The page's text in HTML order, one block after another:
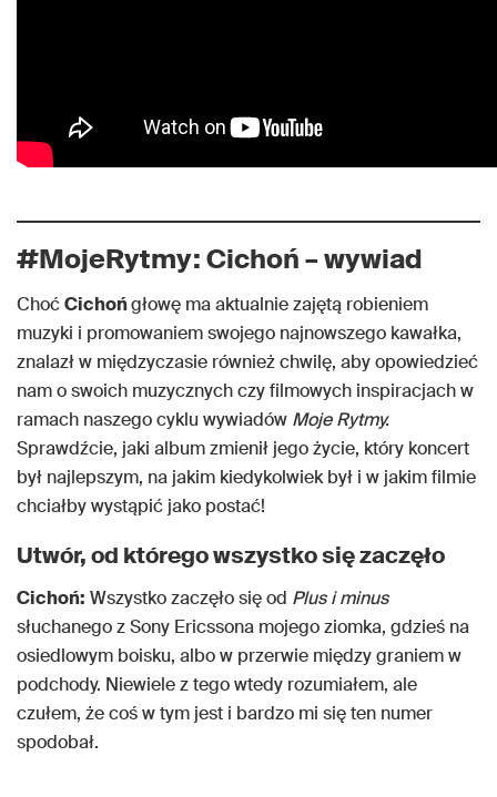
#MojeRytmy: Cichoń – wywiad
ChoćCichońgłowę ma aktualnie zajętą robieniem
muzyki i promowaniem swojego najnowszego kawałka,
znalazł w międzyczasie również chwilę, aby opowiedzieć
nam o swoich muzycznych czy filmowych inspiracjach w
ramach naszego cyklu wywiadów Moje Rytmy.
Sprawdźcie, jaki album zmienił jego życie, który koncert
był najlepszym, na jakim kiedykolwiek był i w jakim filmie
chciałby wystąpić jako postać!
Utwór, od którego wszystko się zaczęło
Cichoń: Wszystko zaczęło się od Plus i minus
słuchanego z Sony Ericssona mojego ziomka, gdzieś na
osiedlowym boisku, albo w przerwie między graniem w
podchody. Niewiele z tego wtedy rozumiałem, ale
czułem, że coś w tym jest i bardzo mi się ten numer
spodobał.